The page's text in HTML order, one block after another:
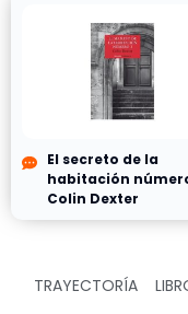
El secreto de la
habitación
Colin Dexter
TRAYECTORÍA